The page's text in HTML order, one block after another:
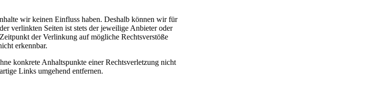
wir keinen Einfluss haben. Deshalb können wir für
verlinkten Seiten ist stets der jeweilige Anbieter oder
der Verlinkung auf mögliche Rechtsverstöße
erkennbar.
konkrete Anhaltspunkte einer Rechtsverletzung nicht
Links umgehend entfernen.